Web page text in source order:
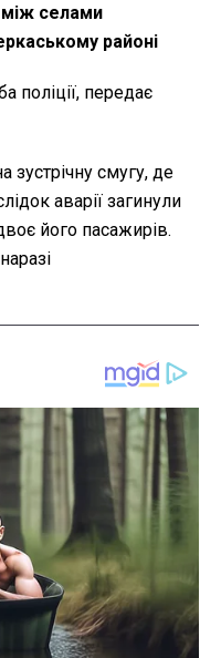
між селами
районі
поліції, передає
зустрічну смугу, де
аварії загинули
його пасажирів.